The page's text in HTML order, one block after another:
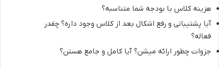
هزینه کلاس با بودجه شما متناسبه؟
آیا پشتیبانی و رفع اشکال بعد از کلاس وجود داره؟ چقدر
فعاله؟
جزوات چطور ارائه میشن؟ آیا کامل و جامع هستن؟